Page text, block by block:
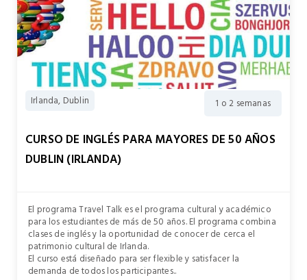
Irlanda, Dublin 1 o 2 semanas
CURSO DE INGLÉS PARA MAYORES DE 50 AÑOS
DUBLIN (IRLANDA)
El programa Travel Talk es el programa cultural y académico
para los estudiantes de más de 50 años. El programa combina
clases de inglés y la oportunidad de conocer de cerca el
patrimonio cultural de Irlanda.
El curso está diseñado para ser flexible y satisfacer la
demanda de todos los participantes..